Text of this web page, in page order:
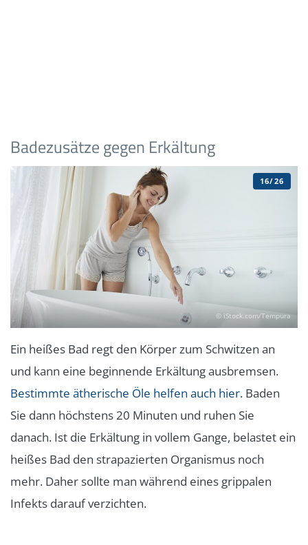
Badezusätze gegen Erkältung
© iStock.com/Tempura
16/26
Ein heißes Bad regt den Körper zum Schwitzen an
und kann eine beginnende Erkältung ausbremsen.
Bestimmte ätherische Öle helfen auch hier. Baden
Sie dann höchstens 20 Minuten und ruhen Sie
danach. Ist die Erkältung in vollem Gange, belastet ein
heißes Bad den strapazierten Organismus noch
mehr. Daher sollte man während eines grippalen
Infekts darauf verzichten.